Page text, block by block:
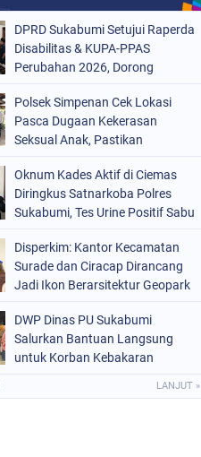
DPRD Sukabumi Setujui Raperda
Disabilitas & KUPA-PPAS
Perubahan 2026, Dorong
Polsek Simpenan Cek Lokasi
Pasca Dugaan Kekerasan
Seksual Anak, Pastikan
Oknum Kades Aktif di Ciemas
Diringkus Satnarkoba Polres
Sukabumi, Tes Urine Positif Sabu
Disperkim: Kantor Kecamatan
Surade dan Ciracap Dirancang
Jadi Ikon Berarsitektur Geopark
DWP Dinas PU Sukabumi
Salurkan Bantuan Langsung
untuk Korban Kebakaran
LANJUT »